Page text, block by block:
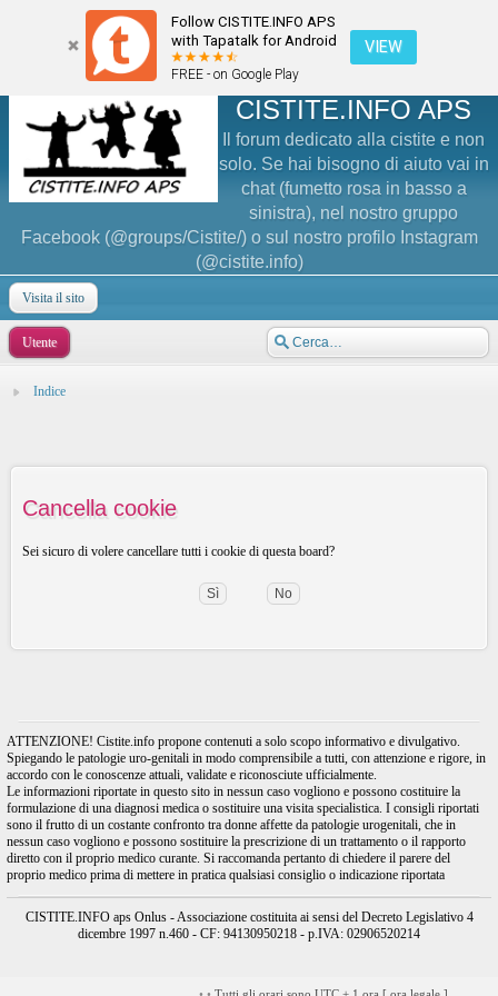
Follow CISTITE.INFO APS
with Tapatalk for Android
FREE - on Google Play
VIEW
CISTITE.INFO APS
Il forum dedicato alla cistite e non
solo. Se hai bisogno di aiuto vai in
chat (fumetto rosa in basso a
sinistra), nel nostro gruppo
Facebook (@groups/Cistite/) o sul nostro profilo Instagram
(@cistite.info)
Visita il sito
Utente
Indice
Cancella cookie
Sei sicuro di volere cancellare tutti i cookie di questa board?
ATTENZIONE! Cistite.info propone contenuti a solo scopo informativo e divulgativo.
Spiegando le patologie uro-genitali in modo comprensibile a tutti, con attenzione e rigore, in
accordo con le conoscenze attuali, validate e riconosciute ufficialmente.
Le informazioni riportate in questo sito in nessun caso vogliono e possono costituire la
formulazione di una diagnosi medica o sostituire una visita specialistica. I consigli riportati
sono il frutto di un costante confronto tra donne affette da patologie urogenitali, che in
nessun caso vogliono e possono sostituire la prescrizione di un trattamento o il rapporto
diretto con il proprio medico curante. Si raccomanda pertanto di chiedere il parere del
proprio medico prima di mettere in pratica qualsiasi consiglio o indicazione riportata
CISTITE.INFO aps Onlus - Associazione costituita ai sensi del Decreto Legislativo 4
dicembre 1997 n.460 - CF: 94130950218 - p.IVA: 02906520214